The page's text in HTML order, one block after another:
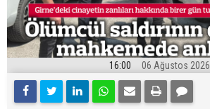
16:00 06 Ağustos 2026